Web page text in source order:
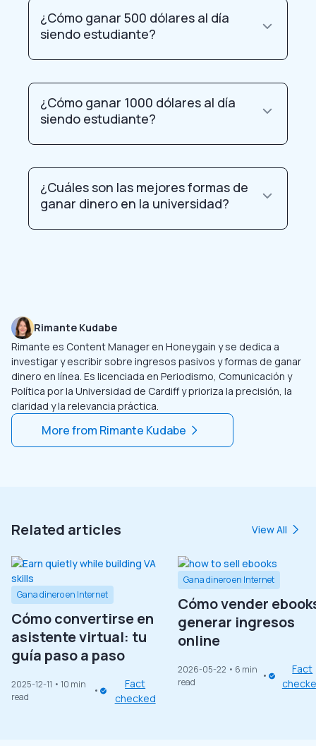
¿Cómo ganar 500 dólares al día
siendo estudiante?
¿Cómo ganar 1000 dólares al día
siendo estudiante?
¿Cuáles son las mejores formas de
ganar dinero en la universidad?
Rimante Kudabe
Rimante es Content Manager en Honeygain y se dedica a
investigar y escribir sobre ingresos pasivos y formas de ganar
dinero en línea. Es licenciada en Periodismo, Comunicación y
Política por la Universidad de Cardiff y prioriza la precisión, la
claridad y la relevancia práctica.
More from Rimante Kudabe
Related articles View All
Gana dinero en Internet
Cómo convertirse en
asistente virtual: tu
guía paso a paso
2025-12-11 • 10 min
read
Fact
checked
Gana dinero en Internet
Cómo vender
generar ingresos
online
2026-05-22 • 6 min
read
Fact